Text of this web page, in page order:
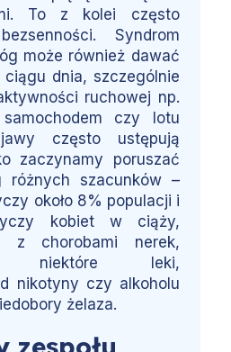
To z kolei często
Syndrom
może również dawać
dnia, szczególnie
ruchowej np.
czy lotu
często ustępują
zaczynamy poruszać
różnych szacunków –
około 8% populacji i
kobiet w ciąży,
z chorobami nerek,
niektóre leki,
nikotyny czy alkoholu
żelaza.